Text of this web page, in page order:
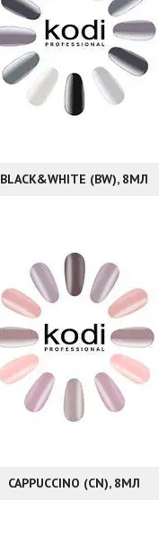
BLACK&WHITE (BW), 8МЛ
CAPPUCCINO (CN), 8МЛ